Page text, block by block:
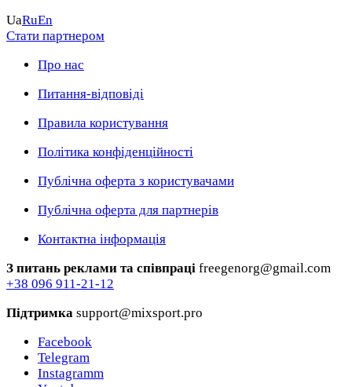
UaRuEn
Стати партнером
Про нас
Питання-відповіді
Правила користування
Політика конфіденційності
Публічна оферта з користувачами
Публічна оферта для партнерів
Контактна інформація
З питань реклами та співпраці freegenorg@gmail.com
+38 096 911-21-12
Підтримка support@mixsport.pro
Facebook
Telegram
Instagramm